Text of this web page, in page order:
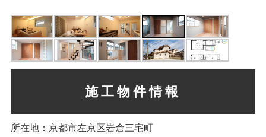
施工物件情報
所在地：京都市左京区岩倉三宅町